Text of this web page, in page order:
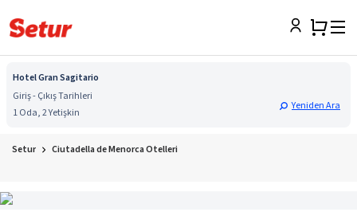
Hotel Gran Sagitario
Giriş - Çıkış Tarihleri
1 Oda, 2 Yetişkin
Yeniden Ara
Setur Ciutadella de Menorca Otelleri